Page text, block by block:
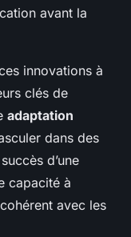
avant la
innovations à
clés de
adaptation
dans des
d’une
capacité à
avec les